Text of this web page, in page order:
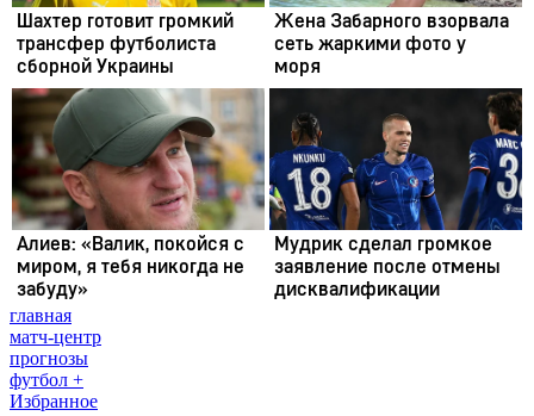
главная
матч-центр
прогнозы
футбол +
Избранное